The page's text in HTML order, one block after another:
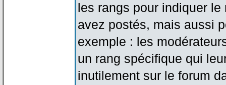
les rangs pour indiquer
avez postés, mais aussi
exemple : les
un rang spécifique qui
inutilement sur le forum